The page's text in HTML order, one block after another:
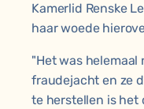
Kamerlid Renske
haar woede
"Het was
fraudejacht en ze
te herstellen is het